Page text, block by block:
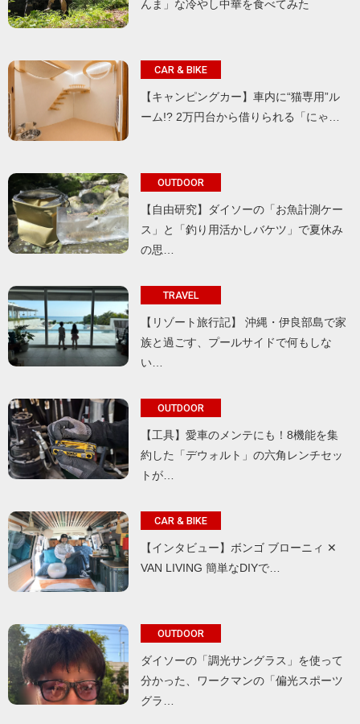
んま」な冷やし中華を食べてみた
CAR & BIKE
【キャンピングカー】車内に“猫専用”ル
ーム!? 2万円台から借りられる「にゃ…
OUTDOOR
【自由研究】ダイソーの「お魚計測ケー
ス」と「釣り用活かしバケツ」で夏休み
の思…
TRAVEL
【リゾート旅行記】 沖縄・伊良部島で家
族と過ごす、プールサイドで何もしな
い…
OUTDOOR
【工具】愛車のメンテにも！8機能を集
約した「デウォルト」の六角レンチセッ
トが…
CAR & BIKE
【インタビュー】ボンゴ ブローニィ ✕
VAN LIVING 簡単なDIYで…
OUTDOOR
ダイソーの「調光サングラス」を使って
分かった、ワークマンの「偏光スポーツ
グラ…